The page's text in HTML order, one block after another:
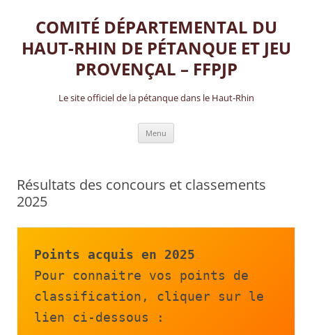
contenu
COMITÉ DÉPARTEMENTAL DU
HAUT-RHIN DE PÉTANQUE ET JEU
PROVENÇAL – FFPJP
Le site officiel de la pétanque dans le Haut-Rhin
Menu
Résultats des concours et classements
2025
Points acquis en 2025
Pour connaitre vos points de
classification, cliquer sur le
lien ci-dessous :